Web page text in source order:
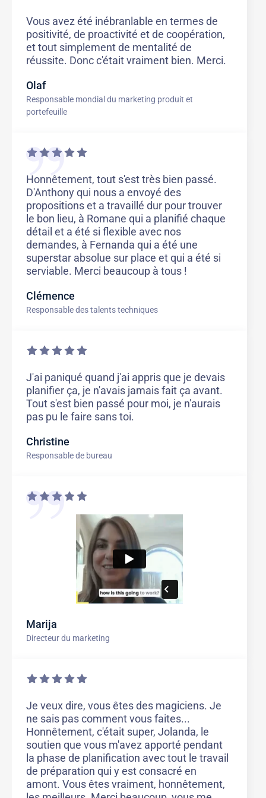
Vous avez été inébranlable en termes de
positivité, de proactivité et de coopération,
et tout simplement de mentalité de
réussite. Donc c'était vraiment bien. Merci.
Olaf
Responsable mondial du marketing produit et
portefeuille
Honnêtement, tout s'est très bien passé.
D'Anthony qui nous a envoyé des
propositions et a travaillé dur pour trouver
le bon lieu, à Romane qui a planifié chaque
détail et a été si flexible avec nos
demandes, à Fernanda qui a été une
superstar absolue sur place et qui a été si
serviable. Merci beaucoup à tous !
Clémence
Responsable des talents techniques
J'ai paniqué quand j'ai appris que je devais
planifier ça, je n'avais jamais fait ça avant.
Tout s'est bien passé pour moi, je n'aurais
pas pu le faire sans toi.
Christine
Responsable de bureau
Marija
Directeur du marketing
Je veux dire, vous êtes des magiciens. Je
ne sais pas comment vous faites...
Honnêtement, c'était super, Jolanda, le
soutien que vous m'avez apporté pendant
la phase de planification avec tout le travail
de préparation qui y est consacré en
amont. Vous êtes vraiment, honnêtement,